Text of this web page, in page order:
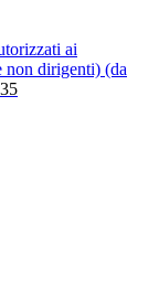
ai
non dirigenti) (da
35